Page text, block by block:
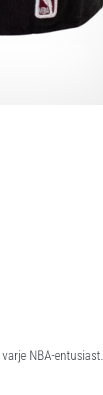
NBA-entusiast.